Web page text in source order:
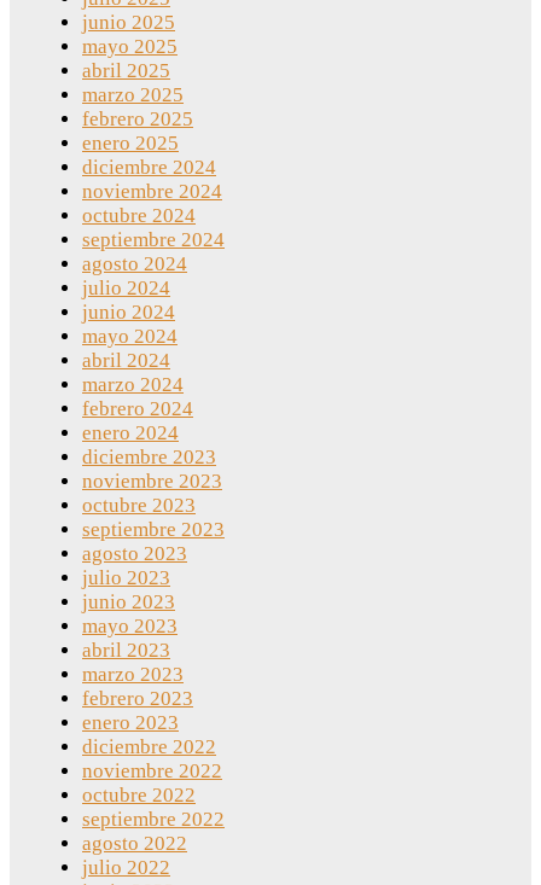
junio 2025
mayo 2025
abril 2025
marzo 2025
febrero 2025
enero 2025
diciembre 2024
noviembre 2024
octubre 2024
septiembre 2024
agosto 2024
julio 2024
junio 2024
mayo 2024
abril 2024
marzo 2024
febrero 2024
enero 2024
diciembre 2023
noviembre 2023
octubre 2023
septiembre 2023
agosto 2023
julio 2023
junio 2023
mayo 2023
abril 2023
marzo 2023
febrero 2023
enero 2023
diciembre 2022
noviembre 2022
octubre 2022
septiembre 2022
agosto 2022
julio 2022